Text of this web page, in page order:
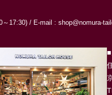
～17:30) /E-mail : shop@nomura-
■